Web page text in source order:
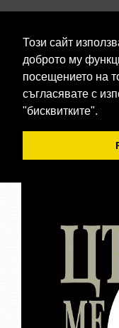
Този сайт
доброто му
посещението на
съгласявате с
"бисквитките".